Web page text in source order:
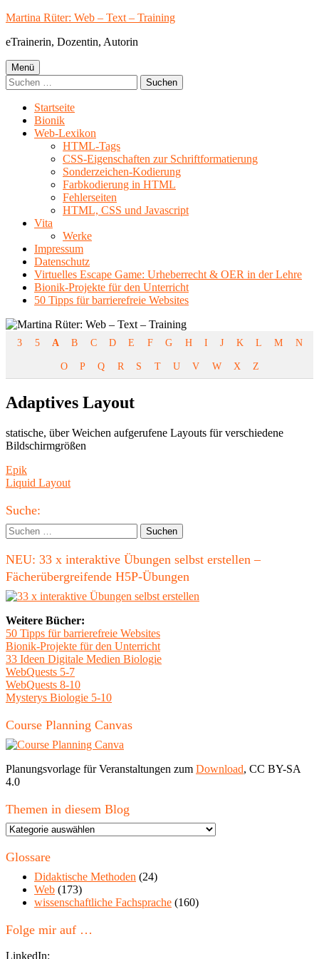
Springe
Inhalt
Martina Rüter: Web – Text – Training
eTrainerin, Dozentin, Autorin
Primäres
Menü
Menü
Suchen
nach:
Startseite
Bionik
Web-Lexikon
HTML-Tags
CSS-Eigenschaften zur Schriftformatierung
Sonderzeichen-Kodierung
Farbkodierung in HTML
Fehlerseiten
HTML, CSS und Javascript
Vita
Werke
Impressum
Datenschutz
Virtuelles Escape Game: Urheberrecht & OER in der Lehre
Bionik-Projekte für den Unterricht
50 Tipps für barrierefreie Websites
3 5 A B C D E F G H I J K L M N
O P Q R S T U V W X Z
Adaptives Layout
statische, über Weichen aufgerufene Layouts für verschiedene
Bildschirmgrößen
Beitragsnavigation
Vorheriger
Beitrag:
Epik
Nächster
Liquid Layout
Haupt-
Seitenleiste
Suche:
Suchen
nach:
NEU: 33 x interaktive Übungen selbst erstellen –
Fächerübergreifende H5P-Übungen
Weitere Bücher:
50 Tipps für barrierefreie Websites
Bionik-Projekte für den Unterricht
33 Ideen Digitale Medien Biologie
WebQuests 5-7
WebQuests 8-10
Mysterys Biologie 5-10
Course Planning Canvas
Planungsvorlage für Veranstaltungen zum Download, CC BY-SA
4.0
Themen in diesem Blog
Themen
diesem
Glossare
Didaktische Methoden (24)
Web (173)
wissenschaftliche Fachsprache (160)
Folge mir auf …
LinkedIn: